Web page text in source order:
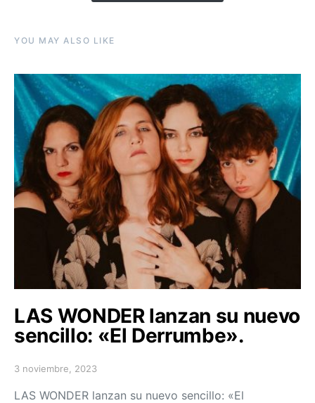
YOU MAY ALSO LIKE
LAS WONDER lanzan su nuevo
sencillo: «El Derrumbe».
Posted on
3 noviembre, 2023
LAS WONDER lanzan su nuevo sencillo: «El